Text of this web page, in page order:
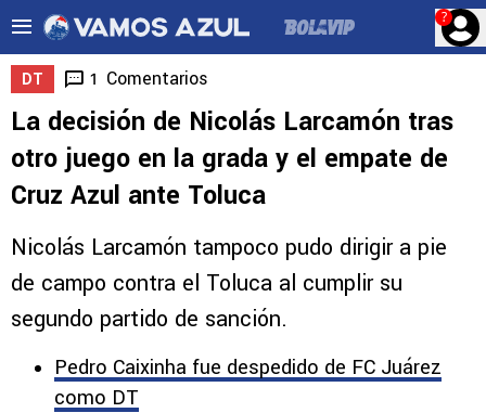
?
DT 1 Comentarios
La decisión de Nicolás Larcamón tras
otro juego en la grada y el empate de
Cruz Azul ante Toluca
Nicolás Larcamón tampoco pudo dirigir a pie
de campo contra el Toluca al cumplir su
segundo partido de sanción.
Pedro Caixinha fue despedido de FC Juárez
como DT